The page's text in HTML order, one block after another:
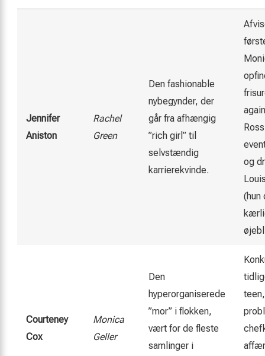
Jennifer
Aniston
Rachel
Green
Den fashionable
nybegynder, der
går fra afhængig
”rich girl” til
selvstændig
karrierekvinde.
og
(hun
Courteney
Cox
Monica
Geller
Den
hyperorganiserede
”mor” i flokken,
vært for de fleste
samlinger i